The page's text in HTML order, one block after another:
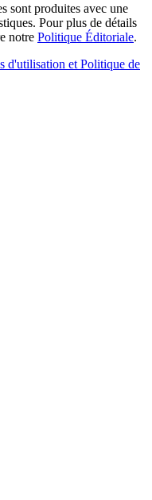
sont produites avec une
Pour plus de détails
notre Politique Éditoriale.
d'utilisation et Politique de